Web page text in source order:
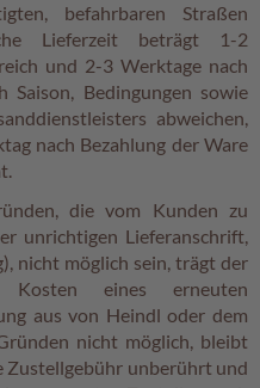
befahrbaren Straßen
Lieferzeit beträgt 1-2
und 2-3 Werktage nach
Saison, Bedingungen sowie
abweichen,
nach Bezahlung der Ware
die vom Kunden zu
unrichtigen Lieferanschrift,
nicht möglich sein, trägt der
Kosten eines erneuten
aus von Heindl oder dem
nicht möglich, bleibt
Zustellgebühr unberührt und